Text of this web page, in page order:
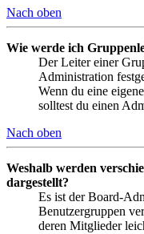
Nach oben
Wie werde ich
Der Leiter einer
Administration
Wenn du eine
solltest du einen
Nach oben
Weshalb werden
dargestellt?
Es ist der Board-
Benutzergruppen
deren Mitglieder